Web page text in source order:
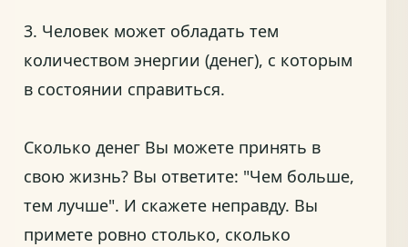
3. Человек может обладать тем
количеством энергии (денег), с которым
в состоянии справиться.
Сколько денег Вы можете принять в
свою жизнь? Вы ответите: "Чем больше,
тем лучше". И скажете неправду. Вы
примете ровно столько, сколько